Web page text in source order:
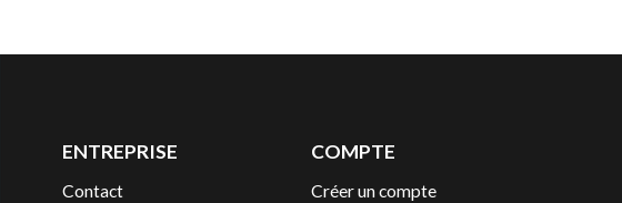
ENTREPRISE
Contact
COMPTE
Créer un compte